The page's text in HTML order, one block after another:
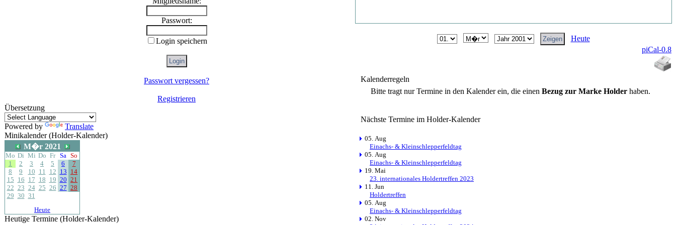
Passwort:
Login speichern
Passwort vergessen?
Registrieren
Übersetzung
Powered by
Translate
Minikalender (Holder-Kalender)
M�r 2021
Mo Di Mi Do Fr Sa So
1
2 3 4 5 6
7
8
9 10 11 12 13 14
15 16 17 18 19 20 21
22 23 24 25 26 27 28
29 30 31
Heute
Heutige Termine (Holder-Kalender)
Heute
piCal-0.8
Kalenderregeln
Bitte tragt nur Termine in den Kalender ein, die einen Bezug zur Marke Holder haben.
Nächste Termine im Holder-Kalender
05. Aug
Einachs- & Kleinschlepperfeldtag
05. Aug
Einachs- & Kleinschlepperfeldtag
19. Mai
23. internationales Holdertreffen 2023
11. Jun
Holdertreffen
05. Aug
Einachs- & Kleinschlepperfeldtag
02. Nov